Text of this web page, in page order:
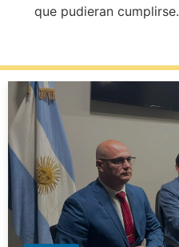
que pudieran cumplirse.